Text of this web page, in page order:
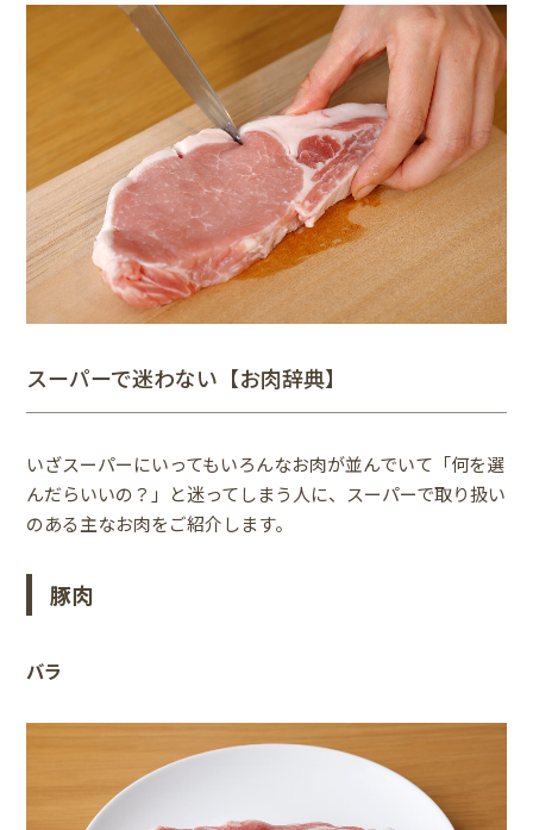
スーパーで迷わない【お肉辞典】
いざスーパーにいってもいろんなお肉が並んでいて「何を選
んだらいいの？」と迷ってしまう人に、スーパーで取り扱い
のある主なお肉をご紹介します。
豚肉
バラ